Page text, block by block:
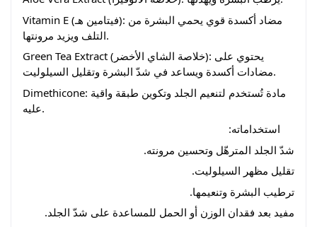
Vitamin E (فيتامين هـ): مضاد أكسدة قوي يحمي البشرة من
التلف ويزيد مرونتها.
Green Tea Extract (خلاصة الشاي الأخضر): يحتوي على
مضادات أكسدة ويساعد في شدّ البشرة وتقليل السيلوليت.
Dimethicone: مادة تُستخدم لتنعيم الجلد وتكوين طبقة واقية
عليه.
استخداماته:
شدّ الجلد المترهّل وتحسين مرونته.
تقليل مظهر السيلوليت.
ترطيب البشرة وتنعيمها.
مفيد بعد فقدان الوزن أو الحمل للمساعدة على شدّ الجلد.